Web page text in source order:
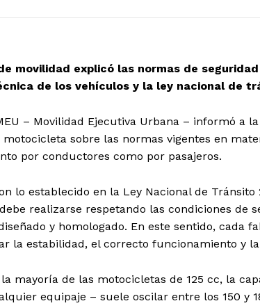
movilidad explicó las normas de
de los vehículos y la ley nacional de
– Movilidad Ejecutiva Urbana – informó a
sobre las normas vigentes en
por conductores como por pasajeros.
lo establecido en la Ley Nacional de
realizarse respetando las condiciones de
y homologado. En este sentido, cada
la estabilidad, el correcto funcionamiento y
la mayoría de las motocicletas de 125 cc, la
equipaje – suele oscilar entre los 150 y